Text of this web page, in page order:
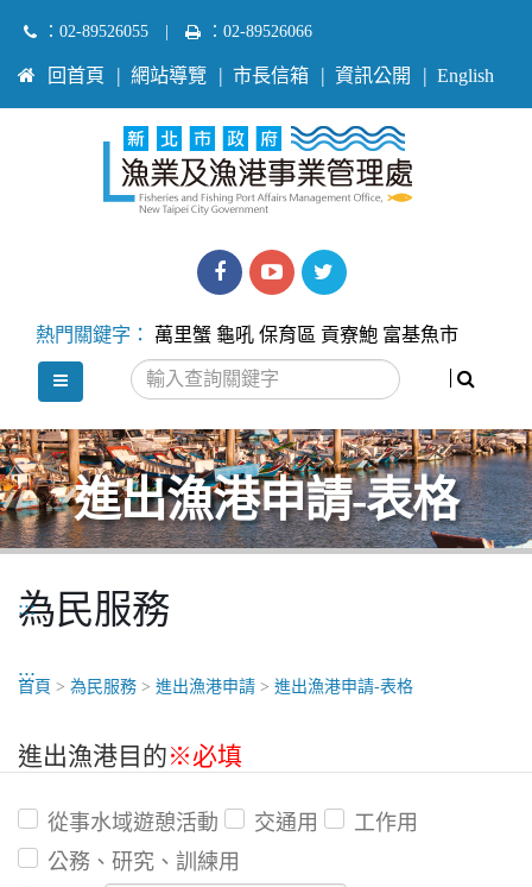
主
要
：02-89526055 ：02-89526066
::: 回首頁 網站導覽 市長信箱 資訊公開 English
漁
處
facebook
漁
處
youtube
Twitter
熱門關鍵字： 萬里蟹 龜吼 保育區 貢寮鮑 富基魚市
選單
進出漁港申請-表格
:::
為民服務
:::
首頁 > 為民服務 > 進出漁港申請 > 進出漁港申請-表格
進出漁港目的※必填
從事水域遊憩活動 交通用
工作用
公務、研究、訓練用